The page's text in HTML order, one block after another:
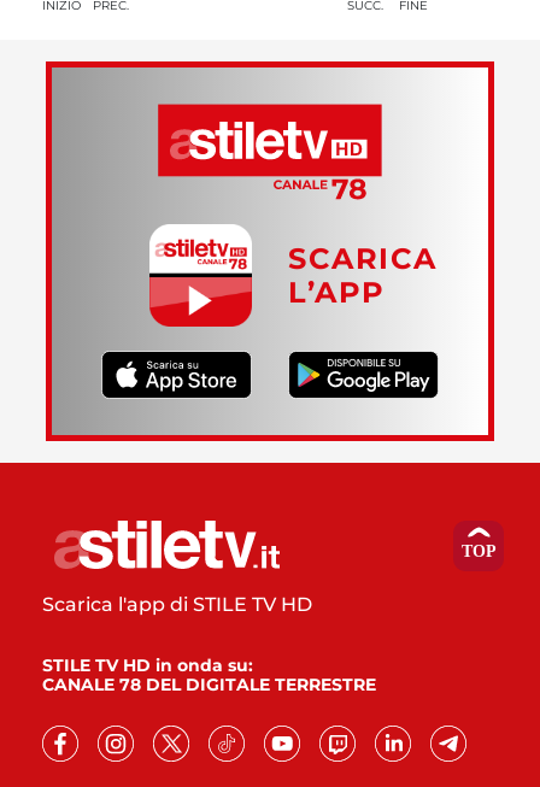
INIZIO PREC. SUCC. FINE
SCARICA
L’APP
Scarica l'app di STILE TV HD
STILE TV HD in onda su:
CANALE 78 DEL DIGITALE TERRESTRE